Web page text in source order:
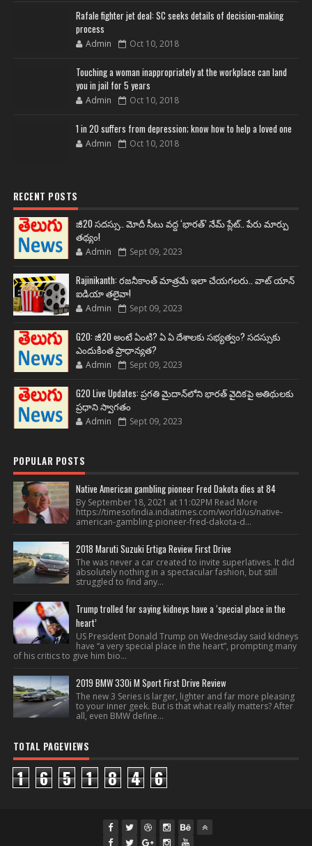
Rafale fighter jet deal: SC seeks details of decision-making
process
Admin Oct 10, 2018
Touching a woman inappropriately at the workplace can land
you in jail for 5 years
Admin Oct 10, 2018
1 in 20 suffers from depression; know how to help a loved one
Admin Oct 10, 2018
RECENT POSTS
జీ20 సదస్సు.. మోదీ సీటు వద్ద ‘భారత్’ నేమ్ ప్లేట్‌.. పేరు మార్పు
తథ్యం!
Admin Sept 09, 2023
Rajinikanth: రజనీకాంత్ మాత్రమే ఇలా చేయగలరు.. వాట్ యాన్
ఐడియా తలైవా!
Admin Sept 09, 2023
G20: జీ20 అంటే ఏంటి? ఏ ఏ దేశాలకు సభ్యత్వం? సదస్సుకు
ఎందుకింత ప్రాధాన్యత?
Admin Sept 09, 2023
G20 Live Updates: ప్రగతి మైదాన్‌లోని భారత్ వైదికపై అతిథులకు
ప్రధాని స్వాగతం
Admin Sept 09, 2023
POPULAR POSTS
Native American gambling pioneer Fred Dakota dies at 84
By September 18, 2021 at 11:02PM Read More
https://timesofindia.indiatimes.com/world/us/native-
american-gambling-pioneer-fred-dakota-d...
2018 Maruti Suzuki Ertiga Review First Drive
The was never a car created to invite superlatives. It did
absolutely nothing in a spectacular fashion, but still
struggled to find any...
Trump trolled for saying kidneys have a ‘special place in the
heart’
US President Donald Trump on Wednesday said kidneys
have “a very special place in the heart”, prompting many
of his critics to give him bio...
2019 BMW 330i M Sport First Drive Review
The new 3 Series is larger, lighter and far more pleasing
to your inner geek. But is that what really matters? After
all, even BMW define...
TOTAL PAGEVIEWS
1 6 5 1 8 4 6